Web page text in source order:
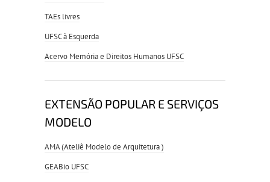
TAEs livres
UFSC à Esquerda
Acervo Memória e Direitos Humanos UFSC
EXTENSÃO POPULAR E SERVIÇOS
MODELO
AMA (Ateliê Modelo de Arquitetura )
GEABio UFSC